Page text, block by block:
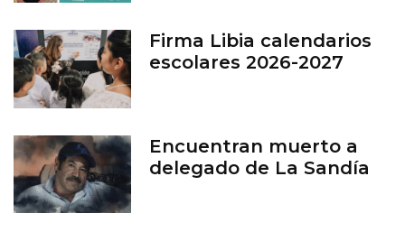
Firma Libia calendarios
escolares 2026-2027
Encuentran muerto a
delegado de La Sandía